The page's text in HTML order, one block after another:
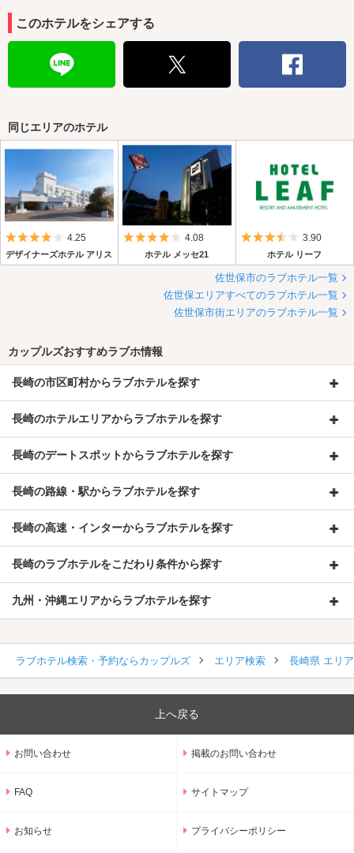
このホテルをシェアする
同じエリアのホテル
5つ星のうち4
4.25
デザイナーズホテル アリス
5つ星のうち4
4.08
ホテル メッセ21
5つ星のうち
3.90
ホテル リーフ
佐世保市のラブホテル一覧
佐世保エリアすべてのラブホテル一覧
佐世保市街エリアのラブホテル一覧
カップルズおすすめラブホ情報
長崎の市区町村からラブホテルを探す
長崎のホテルエリアからラブホテルを探す
長崎のデートスポットからラブホテルを探す
長崎の路線・駅からラブホテルを探す
長崎の高速・インターからラブホテルを探す
長崎のラブホテルをこだわり条件から探す
九州・沖縄エリアからラブホテルを探す
ラブホテル検索・予約ならカップルズ エリア検索 長崎県 エリ
上へ戻る
お問い合わせ 掲載のお問い合わせ
FAQ サイトマップ
お知らせ プライバシーポリシー